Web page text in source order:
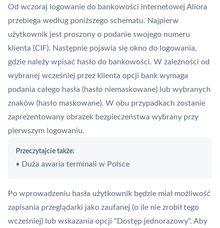
Od wczoraj logowanie do bankowości internetowej Aliora
przebiega według poniższego schematu. Najpierw
użytkownik jest proszony o podanie swojego numeru
klienta (CIF). Następnie pojawia się okno do logowania,
gdzie należy wpisać hasło do bankowości. W zależności od
wybranej wcześniej przez klienta opcji bank wymaga
podania całego hasła (hasło niemaskowane) lub wybranych
znaków (hasło maskowane). W obu przypadkach zostanie
zaprezentowany obrazek bezpieczeństwa wybrany przy
pierwszym logowaniu.
Przeczytajcie także:
• Duża awaria terminali w Polsce
Po wprowadzeniu hasła użytkownik będzie miał możliwość
zapisania przeglądarki jako zaufanej (o ile nie zrobił tego
wcześniej) lub wskazania opcji "Dostęp jednorazowy". Aby